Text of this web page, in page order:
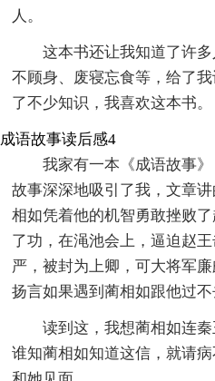
人。
这本书还让我知道了许
不顾身、废寝忘食等，给了
了不少知识，我喜欢这本书。
成语故事读后感4
我家有一本《成语故事
故事深深地吸引了我，文章
相如凭着他的机智勇敢挫败
了功，在渑池会上，逼迫赵
严，被封为上卿，可大将军
扬言如果遇到蔺相如跟他过不
读到这，我想蔺相如连
谁知蔺相如知道这信，就请